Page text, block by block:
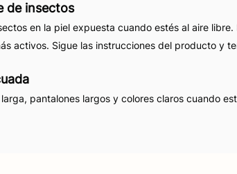
de insectos
en la piel expuesta cuando estés al aire
activos. Sigue las instrucciones del producto y
pantalones largos y colores claros cuando